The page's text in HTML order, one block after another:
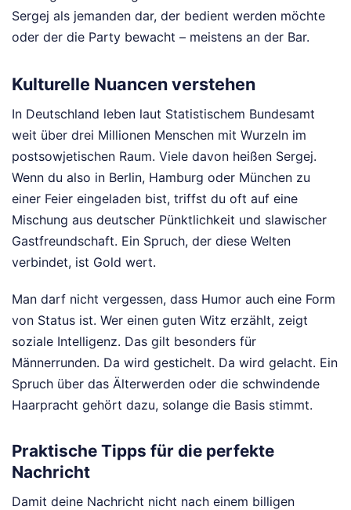
Sergej als jemanden dar, der bedient werden möchte
oder der die Party bewacht – meistens an der Bar.
Kulturelle Nuancen verstehen
In Deutschland leben laut Statistischem Bundesamt
weit über drei Millionen Menschen mit Wurzeln im
postsowjetischen Raum. Viele davon heißen Sergej.
Wenn du also in Berlin, Hamburg oder München zu
einer Feier eingeladen bist, triffst du oft auf eine
Mischung aus deutscher Pünktlichkeit und slawischer
Gastfreundschaft. Ein Spruch, der diese Welten
verbindet, ist Gold wert.
Man darf nicht vergessen, dass Humor auch eine Form
von Status ist. Wer einen guten Witz erzählt, zeigt
soziale Intelligenz. Das gilt besonders für
Männerrunden. Da wird gestichelt. Da wird gelacht. Ein
Spruch über das Älterwerden oder die schwindende
Haarpracht gehört dazu, solange die Basis stimmt.
Praktische Tipps für die perfekte
Nachricht
Damit deine Nachricht nicht nach einem billigen